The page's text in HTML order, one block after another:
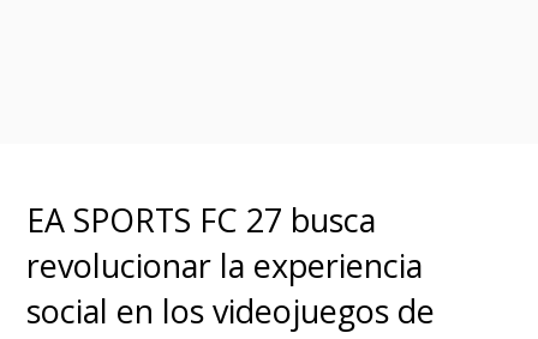
ｽｰｰｰｰｰｰｰｰｰｰｰｰｰｰｰｰｰｰｰｰｰｰ
ｰｰｰｰｰｰｰｰｰｰｰｰｰｯ👆💨
EA SPORTS FC 27 busca
revolucionar la experiencia
social en los videojuegos de